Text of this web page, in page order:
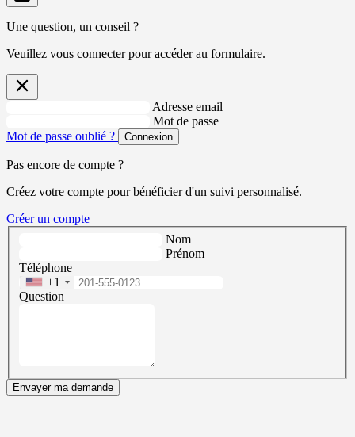
Une question, un conseil ?
Veuillez vous connecter pour accéder au formulaire.
Adresse email
Mot de passe
Mot de passe oublié ?
Connexion
Pas encore de compte ?
Créez votre compte pour bénéficier d'un suivi personnalisé.
Créer un compte
Nom
Prénom
Téléphone
+1
Question
Envayer ma demande